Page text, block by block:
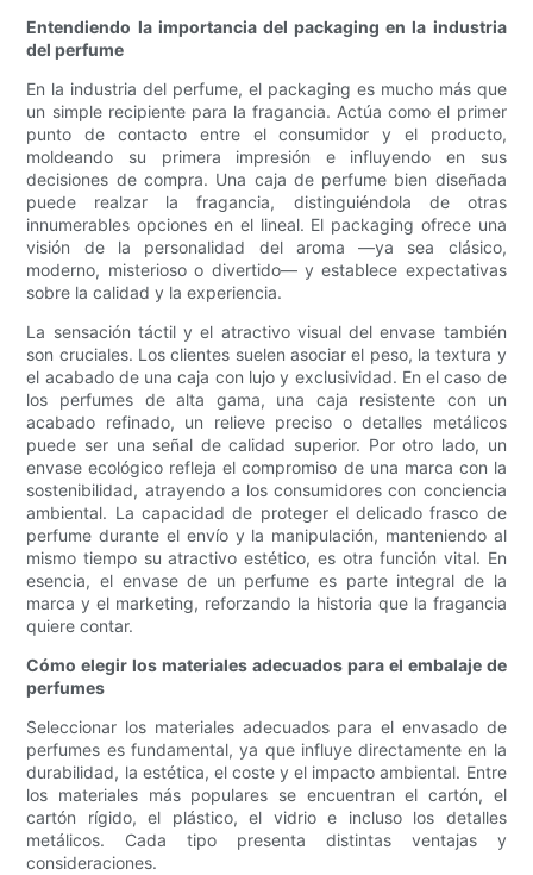
Entendiendo la importancia del packaging en la industria
del perfume
En la industria del perfume, el packaging es mucho más que
un simple recipiente para la fragancia. Actúa como el primer
punto de contacto entre el consumidor y el producto,
moldeando su primera impresión e influyendo en sus
decisiones de compra. Una caja de perfume bien diseñada
puede realzar la fragancia, distinguiéndola de otras
innumerables opciones en el lineal. El packaging ofrece una
visión de la personalidad del aroma —ya sea clásico,
moderno, misterioso o divertido— y establece expectativas
sobre la calidad y la experiencia.
La sensación táctil y el atractivo visual del envase también
son cruciales. Los clientes suelen asociar el peso, la textura y
el acabado de una caja con lujo y exclusividad. En el caso de
los perfumes de alta gama, una caja resistente con un
acabado refinado, un relieve preciso o detalles metálicos
puede ser una señal de calidad superior. Por otro lado, un
envase ecológico refleja el compromiso de una marca con la
sostenibilidad, atrayendo a los consumidores con conciencia
ambiental. La capacidad de proteger el delicado frasco de
perfume durante el envío y la manipulación, manteniendo al
mismo tiempo su atractivo estético, es otra función vital. En
esencia, el envase de un perfume es parte integral de la
marca y el marketing, reforzando la historia que la fragancia
quiere contar.
Cómo elegir los materiales adecuados para el embalaje de
perfumes
Seleccionar los materiales adecuados para el envasado de
perfumes es fundamental, ya que influye directamente en la
durabilidad, la estética, el coste y el impacto ambiental. Entre
los materiales más populares se encuentran el cartón, el
cartón rígido, el plástico, el vidrio e incluso los detalles
metálicos. Cada tipo presenta distintas ventajas y
consideraciones.